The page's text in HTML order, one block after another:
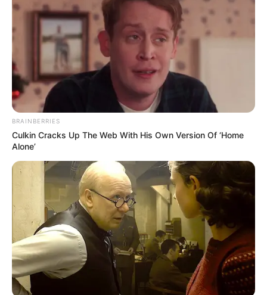
BRAINBERRIES
Culkin Cracks Up The Web With His Own Version Of ‘Home
Alone’